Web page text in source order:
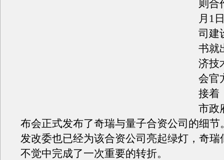
则合
月1
司建
书就
济技
会官
接着
市政
布会正式发布了奇瑞与量子合资公司的细节
发改委也已经为该合资公司亮起绿灯，奇瑞
不觉中完成了一次重要的转折。